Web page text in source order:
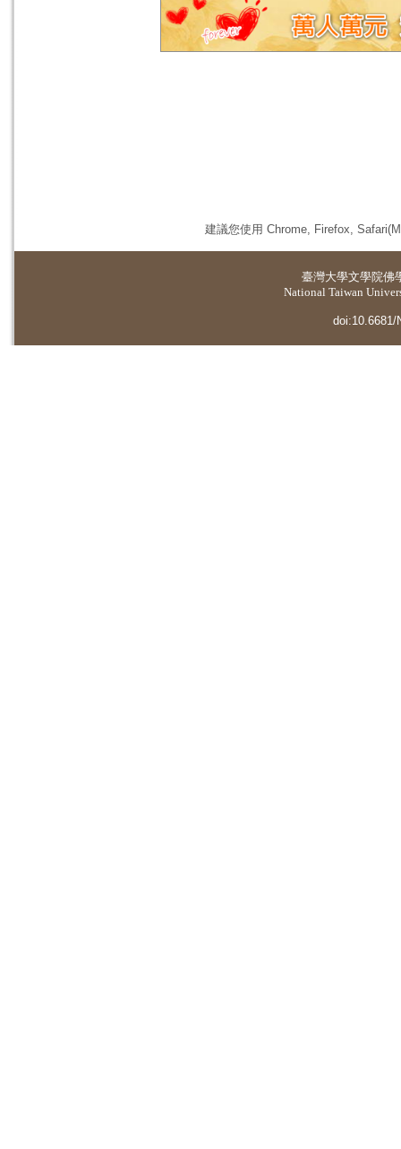
建議您使用 Chrome, Firefox,
臺灣大學文學院佛
National Taiwan
doi:10.6681/